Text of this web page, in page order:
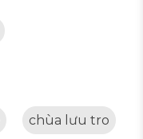
chùa lưu tro